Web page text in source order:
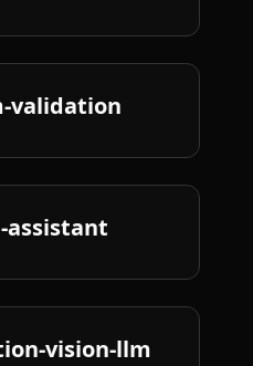
validation
vision-llm